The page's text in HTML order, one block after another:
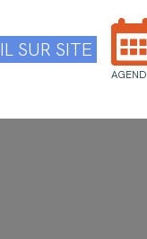
SUR SITE